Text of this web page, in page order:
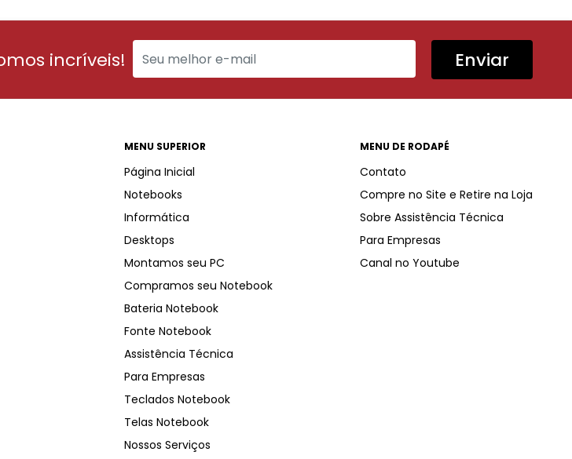
incríveis! Enviar
MENU SUPERIOR
Página Inicial
Notebooks
Informática
Desktops
Montamos seu PC
Compramos seu Notebook
Bateria Notebook
Fonte Notebook
Assistência Técnica
Para Empresas
Teclados Notebook
Telas Notebook
Nossos Serviços
MENU DE RODAPÉ
Contato
Compre no Site e Retire na Loja
Sobre Assistência Técnica
Para Empresas
Canal no Youtube